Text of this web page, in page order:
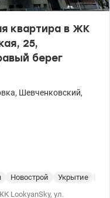
квартира в ЖК
25,
берег
, Шевченковский,
Новострой Укрытие
LookyanSky, ул.